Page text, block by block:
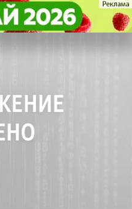
прибывают
Матроны
прибывают
Матроны
по